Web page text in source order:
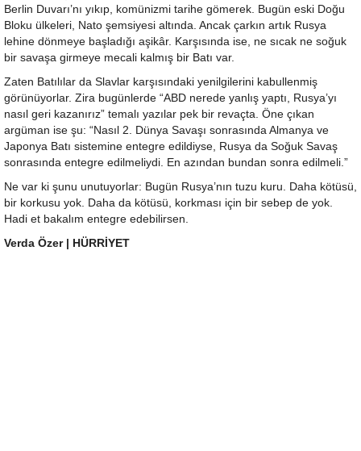
Berlin Duvarı’nı yıkıp, komünizmi tarihe gömerek. Bugün eski Doğu
Bloku ülkeleri, Nato şemsiyesi altında. Ancak çarkın artık Rusya
lehine dönmeye başladığı aşikâr. Karşısında ise, ne sıcak ne soğuk
bir savaşa girmeye mecali kalmış bir Batı var.
Zaten Batılılar da Slavlar karşısındaki yenilgilerini kabullenmiş
görünüyorlar. Zira bugünlerde “ABD nerede yanlış yaptı, Rusya’yı
nasıl geri kazanırız” temalı yazılar pek bir revaçta. Öne çıkan
argüman ise şu: “Nasıl 2. Dünya Savaşı sonrasında Almanya ve
Japonya Batı sistemine entegre edildiyse, Rusya da Soğuk Savaş
sonrasında entegre edilmeliydi. En azından bundan sonra edilmeli.”
Ne var ki şunu unutuyorlar: Bugün Rusya’nın tuzu kuru. Daha kötüsü,
bir korkusu yok. Daha da kötüsü, korkması için bir sebep de yok.
Hadi et bakalım entegre edebilirsen.
Verda Özer
| HÜRRİYET